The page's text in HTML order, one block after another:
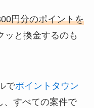
円分のポイントを
ッと換金するのも
でポイントタウン
、すべての案件で